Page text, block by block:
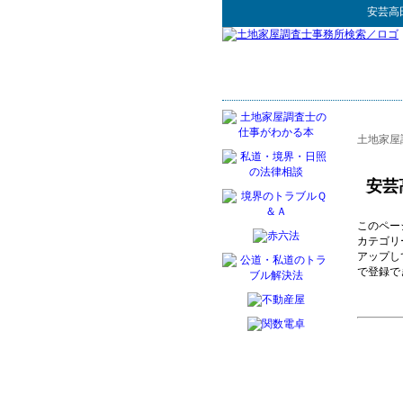
安芸高
土地家屋
安芸
このペ
カテゴリ
アップ
で登録で